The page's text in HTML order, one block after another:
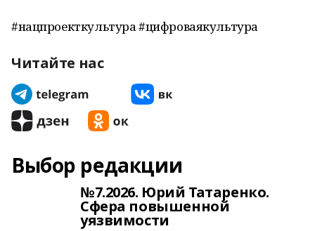
#нацпроекткультура #цифроваякультура
Читайте нас
Выбор редакции
№7.2026. Юрий Татаренко.
Сфера повышенной
уязвимости